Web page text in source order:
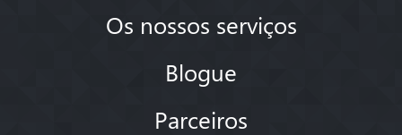
Os nossos serviços
Blogue
Parceiros